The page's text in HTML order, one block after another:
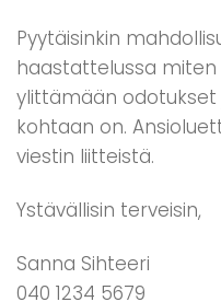
Pyytäisinkin
haastattelussa
ylittämään
kohtaan on.
viestin liitteistä.
Ystävällisin terveisin,
Sanna Sihteeri
040 1234 5679